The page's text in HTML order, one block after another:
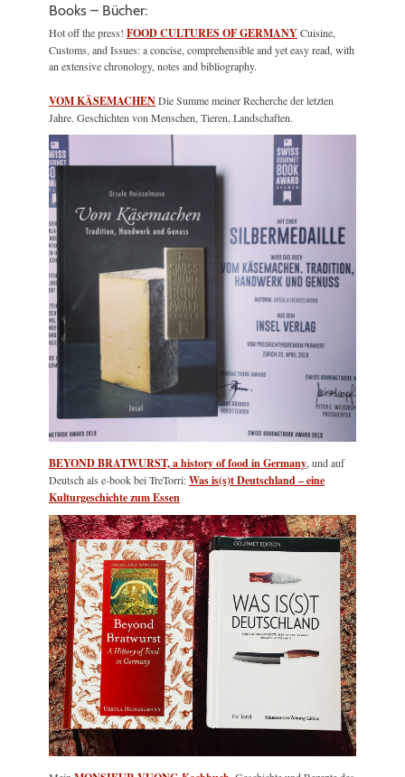
Books – Bücher:
Hot off the press! FOOD CULTURES OF GERMANYCuisine,
Customs, and Issues: a concise, comprehensible and yet easy read, with
an extensive chronology, notes and bibliography.
VOM KÄSEMACHENDie Summe meiner Recherche der letzten
Jahre. Geschichten von Menschen, Tieren, Landschaften.
BEYOND BRATWURST, a history of food in Germany , und auf
Deutsch als e-book bei TreTorri:Was is(s)t Deutschland – eine
Kulturgeschichte zum Essen